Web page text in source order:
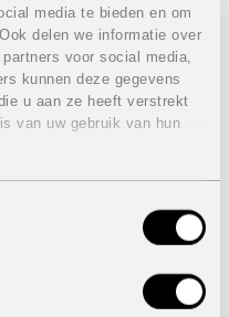
media te bieden en om
delen we informatie over
voor social media,
kunnen deze gegevens
u aan ze heeft verstrekt
van uw gebruik van hun
179,70 m²